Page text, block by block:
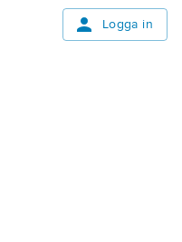
Logga in